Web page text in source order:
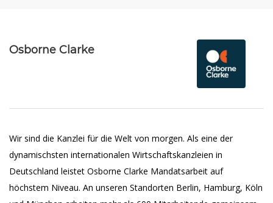
Osborne Clarke
Wir sind die Kanzlei für die Welt von morgen. Als eine der
dynamischsten internationalen Wirtschaftskanzleien in
Deutschland leistet Osborne Clarke Mandatsarbeit auf
höchstem Niveau. An unseren Standorten Berlin, Hamburg, Köln